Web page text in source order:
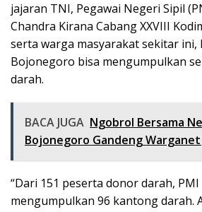
jajaran TNI, Pegawai Negeri Sipil
Chandra Kirana Cabang XXVIII
serta warga masyarakat sekitar ini,
Bojonegoro bisa mengumpulkan
darah.
BACA JUGA Ngobrol Bersama
Bojonegoro Gandeng Warganet
“Dari 151 peserta donor darah,
mengumpulkan 96 kantong darah.